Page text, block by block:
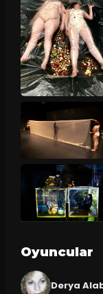
Oyuncular
Derya